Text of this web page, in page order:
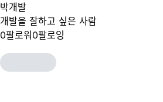
박개발
개발을 잘하고 싶은 사람
0팔로워 0팔로잉